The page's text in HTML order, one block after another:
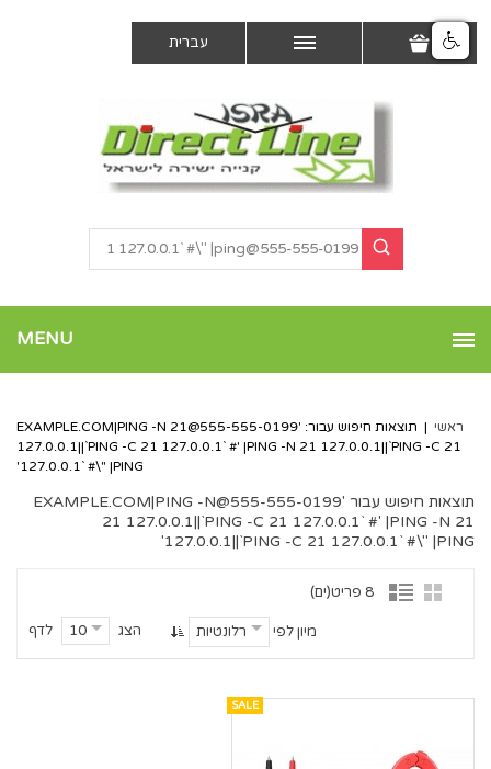
עברית
MENU
ראשי | תוצאות חיפוש עבור: '555-555-0199@EXAMPLE.COM
|PING -N 21
127.0.0.1||`PING -C 21 127.0.0.1` #' |PING -N 21 127.0.0.1||`PING -C 21
127.0.0.1` #\" |PING'
תוצאות חיפוש עבור '555-555-0199@EXAMPLE.COM
|PING -N
21 127.0.0.1||`PING -C 21 127.0.0.1` #' |PING -N 21
127.0.0.1||`PING -C 21 127.0.0.1` #\" |PING'
8 פריט(ים)
הצג 10 לדף מיון לפי רלונטיות
SALE